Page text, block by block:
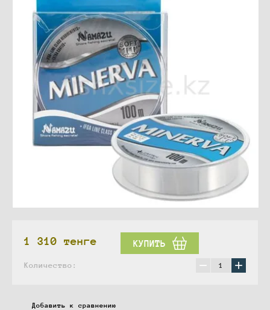
1 310 тенге КУПИТЬ
Количество: − +
Добавить к сравнению